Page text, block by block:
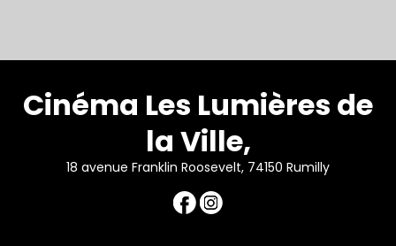
Cinéma Les Lumières de
la Ville,
18 avenue Franklin Roosevelt, 74150 Rumilly